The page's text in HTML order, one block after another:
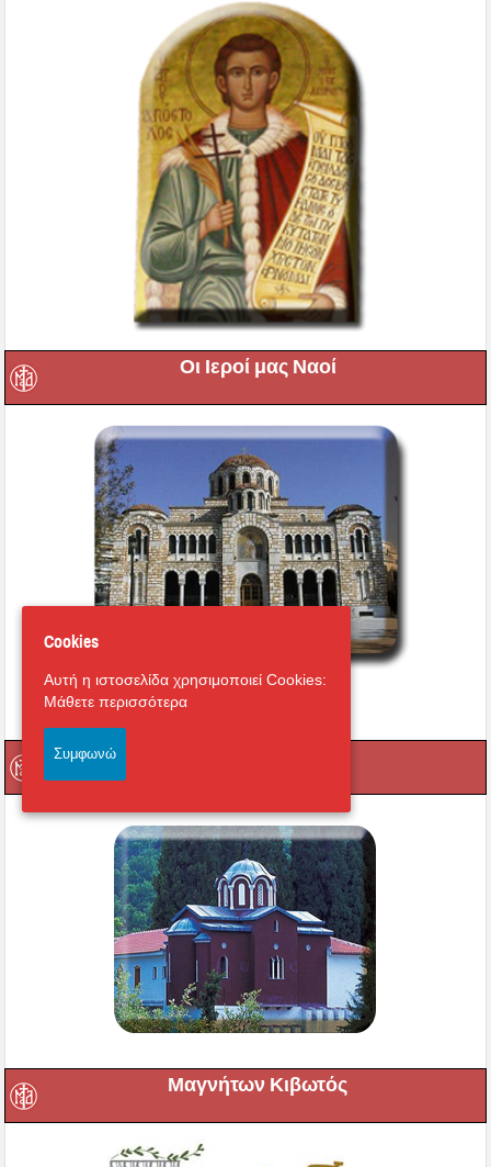
Οι Ιεροί μας Ναοί
Εικονική περιήγηση στο
Μητροπολιτικό Ναό
Μαγνήτων Κιβωτός
Cookies
Αυτή η ιστοσελίδα χρησιμοποιεί Cookies:
Μάθετε περισσότερα
Συμφωνώ